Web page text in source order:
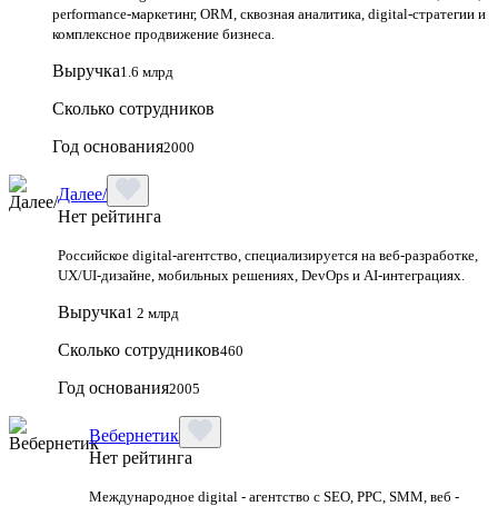
performance-маркетинг, ORM, сквозная аналитика, digital-стратегии и
комплексное продвижение бизнеса.
Выручка1.6 млрд
Сколько сотрудников
Год основания2000
Далее/
Нет рейтинга
Российское digital-агентство, специализируется на веб-разработке,
UX/UI-дизайне, мобильных решениях, DevOps и AI-интеграциях.
Выручка1 2 млрд
Сколько сотрудников460
Год основания2005
Вебернетик
Нет рейтинга
Международное digital - агентство с SEO, PPC, SMM, веб -